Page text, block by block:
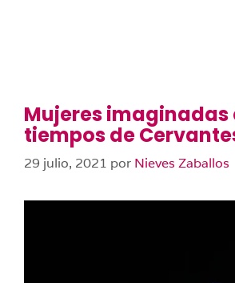
Mujeres imaginadas
tiempos de
29 julio, 2021 por Nieves Zaballos